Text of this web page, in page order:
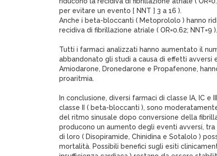
per evitare un evento [ NNT ] 3 a 16 ).
Anche i beta-bloccanti ( Metoprololo ) hanno
recidiva di fibrillazione atriale ( OR=0.62; NNT=9 ).
Tutti i farmaci analizzati hanno aumentato il
abbandonato gli studi a causa di effetti avversi
Amiodarone, Dronedarone e Propafenone,
proaritmia.
In conclusione, diversi farmaci di classe IA, IC e
classe II ( beta-bloccanti ), sono
del ritmo sinusale dopo conversione della
producono un aumento degli eventi avversi,
di loro ( Disopiramide, Chinidina e Sotalolo )
mortalità. Possibili benefici sugli esiti